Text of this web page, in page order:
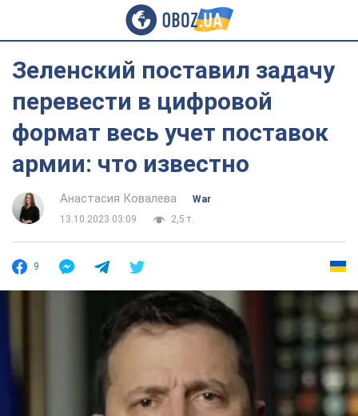
Зеленский поставил задачу
перевести в цифровой
формат весь учет поставок
армии: что известно
Анастасия Ковалева
War
13.10.2023 03:09
2,5 т.
9